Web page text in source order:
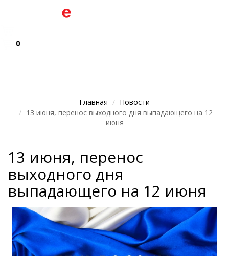
0
Главная
Новости
13 июня, перенос выходного дня выпадающего на 12
июня
13 июня, перенос
выходного дня
выпадающего на 12 июня